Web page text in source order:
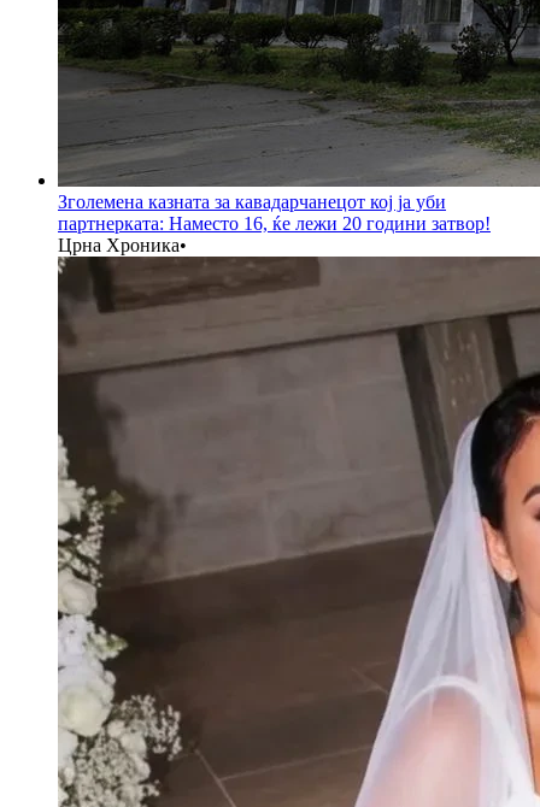
Зголемена казната за кавадарчанецот кој ја уби
партнерката: Наместо 16, ќе лежи 20 години затвор!
Црна Хроника•